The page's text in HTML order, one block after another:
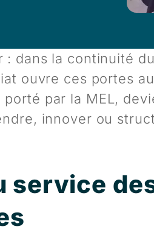
dans la continuité
ouvre ces portes
porté par la MEL,
innover ou
service